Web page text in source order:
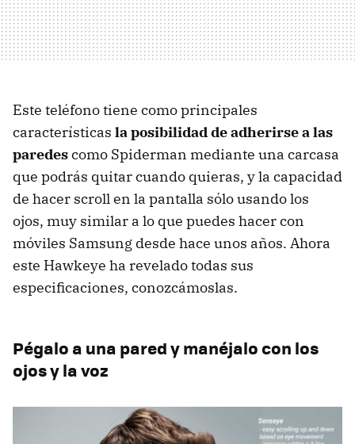
Este teléfono tiene como principales
características la posibilidad de adherirse a las
paredescomo Spiderman mediante una carcasa
que podrás quitar cuando quieras, y la capacidad
de hacer scroll en la pantalla sólo usando los
ojos, muy similar a lo que puedes hacer con
móviles Samsung desde hace unos años. Ahora
este Hawkeye ha revelado todas sus
especificaciones, conozcámoslas.
Pégalo a una pared y manéjalo con los
ojos y la voz